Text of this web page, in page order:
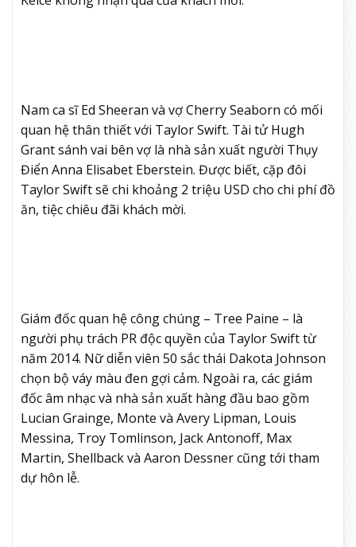
Nam ca sĩ Ed Sheeran và vợ Cherry Seaborn có mối
quan hệ thân thiết với Taylor Swift. Tài tử Hugh
Grant sánh vai bên vợ là nhà sản xuất người Thụy
Điển Anna Elisabet Eberstein. Được biết, cặp đôi
Taylor Swift sẽ chi khoảng 2 triệu USD cho chi phí đồ
ăn, tiệc chiêu đãi khách mời.
Giám đốc quan hệ công chúng – Tree Paine – là
người phụ trách PR độc quyền của Taylor Swift từ
năm 2014. Nữ diễn viên 50 sắc thái Dakota Johnson
chọn bộ váy màu đen gợi cảm. Ngoài ra, các giám
đốc âm nhạc và nhà sản xuất hàng đầu bao gồm
Lucian Grainge, Monte và Avery Lipman, Louis
Messina, Troy Tomlinson, Jack Antonoff, Max
Martin, Shellback và Aaron Dessner cũng tới tham
dự hôn lễ.